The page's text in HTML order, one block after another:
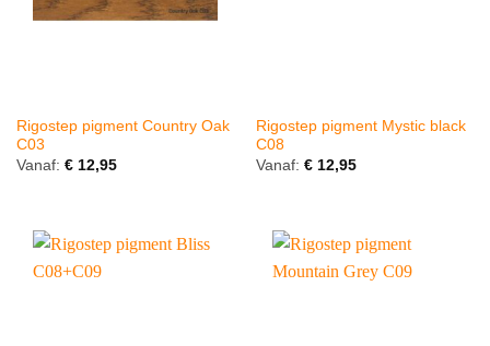
Rigostep pigment Country Oak
C03
Vanaf: €12,95
Rigostep pigment Mystic black
C08
Vanaf: €12,95